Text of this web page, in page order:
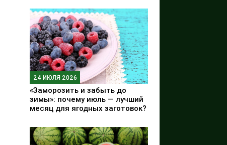
24 ИЮЛЯ 2026
«Заморозить и забыть до
зимы»: почему июль — лучший
месяц для ягодных заготовок?